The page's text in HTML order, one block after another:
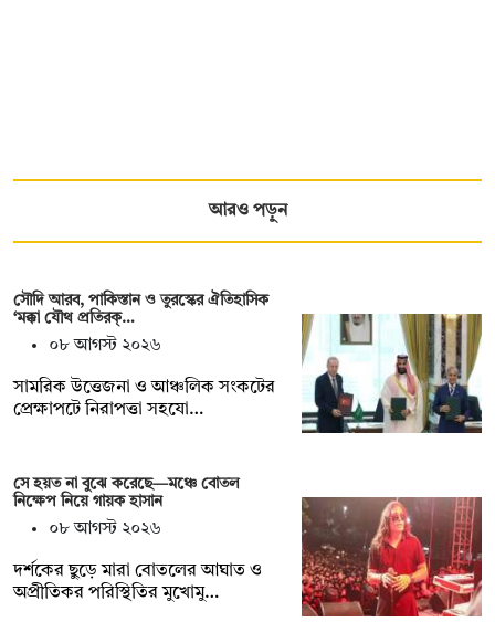
আরও পড়ুন
সৌদি আরব, পাকিস্তান ও তুরস্কের ঐতিহাসিক
‘মক্কা যৌথ প্রতিরক্…
০৮ আগস্ট ২০২৬
সামরিক উত্তেজনা ও আঞ্চলিক সংকটের
প্রেক্ষাপটে নিরাপত্তা সহযো…
সে হয়ত না ‍বুঝে করেছে—মঞ্চে বোতল
নিক্ষেপ নিয়ে গায়ক হাসান
০৮ আগস্ট ২০২৬
দর্শকের ছুড়ে মারা বোতলের আঘাত ও
অপ্রীতিকর পরিস্থিতির মুখোমু…